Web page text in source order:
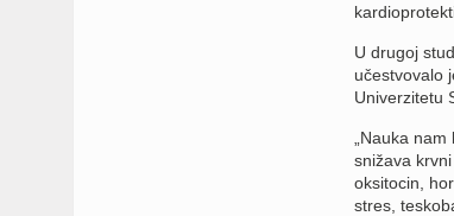
U drugoj
učestvovalo
Univerzitetu
„Nauka
snižava
oksitocin,
stres,